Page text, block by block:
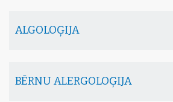
ALGOLOĢIJA
BĒRNU ALERGOLOĢIJA